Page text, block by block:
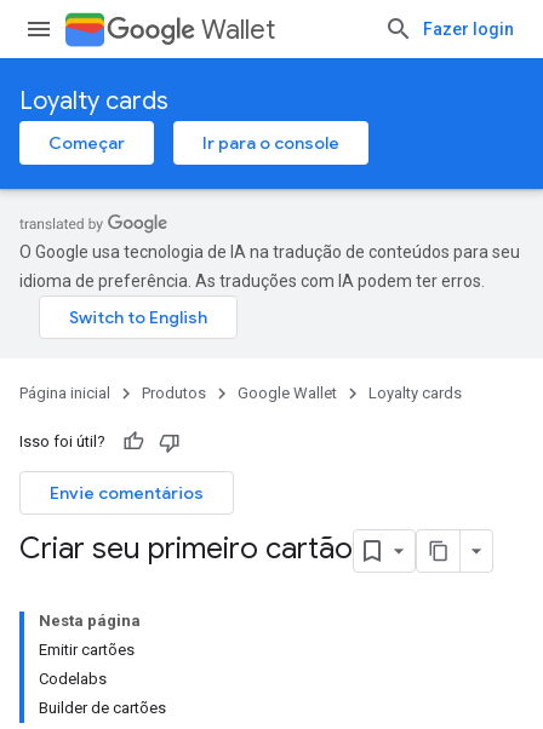
Wallet Fazer login
Loyalty cards
Começar Ir para o console
O Google usa tecnologia de IA na tradução de conteúdos para seu
idioma de preferência. As traduções com IA podem ter erros.
Página inicial Produtos Google Wallet Loyalty cards
Isso foi útil?
Envie comentários
Criar seu primeiro cartão
Nesta página
Emitir cartões
Codelabs
Builder de cartões